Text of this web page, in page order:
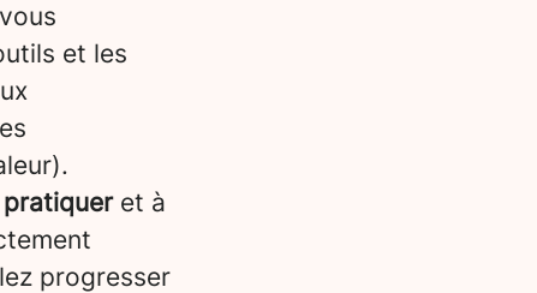
et les
et à
progresser